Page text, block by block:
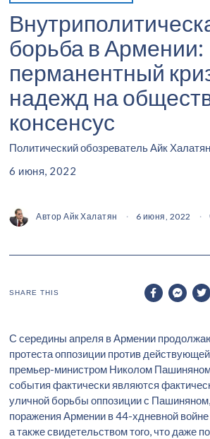
борьба в Армении:
перманентный
надежд на
консенсус
Политический обозреватель Айк Халатян
6 июня, 2022
АвторАйк Халатян 6 июня, 2022
SHARE THIS
С середины апреля в Армении
протеста оппозиции против
премьер-министром Николом
события фактически являются
уличной борьбы оппозиции с
поражения Армении в 44-хдневной
а также свидетельством того, что даже